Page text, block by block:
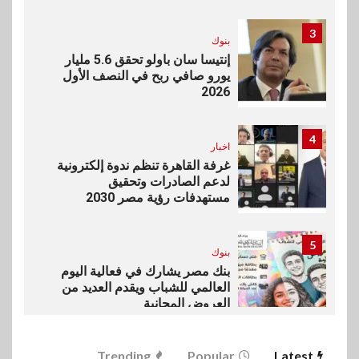
3
بنوك
إنتيسا سان باولو تحقق 5.6 مليار
يورو صافي ربح في النصف الأول
2026
4
اخبار
غرفة القاهرة تنظم ندوة إلكترونية
لدعم الصادرات وتحقيق
مستهدفات رؤية مصر 2030
5
بنوك
بنك مصر يشارك في فعالية اليوم
العالمي للشباب ويقدم العديد من
العروض المجانية
6
Latest
Popular
Trending